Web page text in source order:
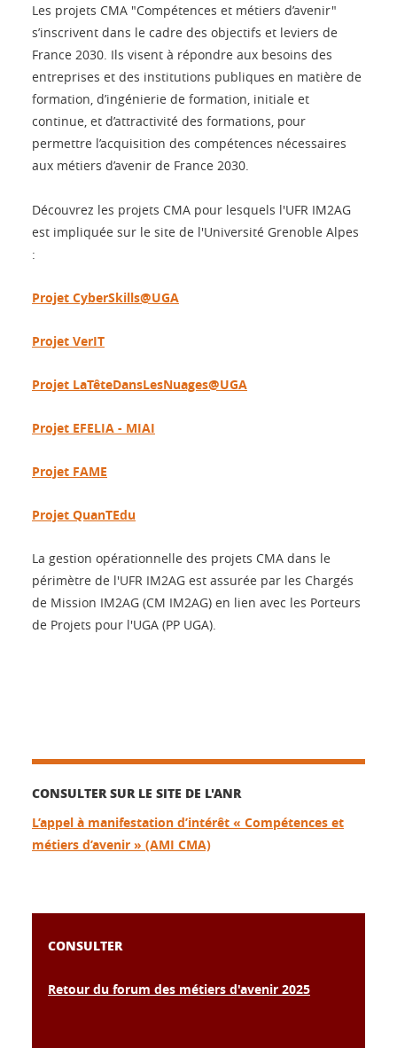
Les projets CMA "Compétences et métiers d’avenir"
s’inscrivent dans le cadre des objectifs et leviers de
France 2030. Ils visent à répondre aux besoins des
entreprises et des institutions publiques en matière de
formation, d’ingénierie de formation, initiale et
continue, et d’attractivité des formations, pour
permettre l’acquisition des compétences nécessaires
aux métiers d’avenir de France 2030.
Découvrez les projets CMA pour lesquels l'UFR IM2AG
est impliquée sur le site de l'Université Grenoble Alpes
:
Projet CyberSkills@UGA
Projet VerIT
Projet LaTêteDansLesNuages@UGA
Projet EFELIA - MIAI
Projet FAME
Projet QuanTEdu
La gestion opérationnelle des projets CMA dans le
périmètre de l'UFR IM2AG est assurée par les Chargés
de Mission IM2AG (CM IM2AG) en lien avec les Porteurs
de Projets pour l'UGA (PP UGA).
CONSULTER SUR LE SITE DE L'ANR
L’appel à manifestation d’intérêt « Compétences et
métiers d’avenir » (AMI CMA)
CONSULTER
Retour du forum des métiers d'avenir 2025